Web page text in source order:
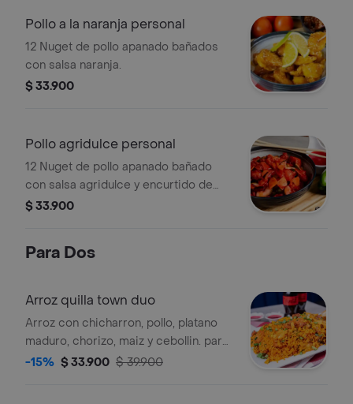
Pollo a la naranja personal
12 Nuget de pollo apanado bañados
con salsa naranja.
$ 33.900
Pollo agridulce personal
12 Nuget de pollo apanado bañado
con salsa agridulce y encurtido de
vegetales .
$ 33.900
Para Dos
Arroz quilla town duo
Arroz con chicharron, pollo, platano
maduro, chorizo, maiz y cebollin. para
2 personas
-15% $ 33.900 $ 39.900